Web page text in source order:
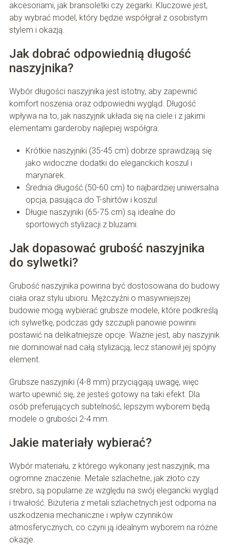
akcesoriami, jak bransoletki czy zegarki. Kluczowe jest,
aby wybrać model, który będzie współgrał z osobistym
stylem i okazją.
Jak dobrać odpowiednią długość
naszyjnika?
Wybór długości naszyjnika jest istotny, aby zapewnić
komfort noszenia oraz odpowiedni wygląd. Długość
wpływa na to, jak naszyjnik układa się na ciele i z jakimi
elementami garderoby najlepiej współgra.
Krótkie naszyjniki (35-45 cm) dobrze sprawdzają się
jako widoczne dodatki do eleganckich koszul i
marynarek.
Średnia długość (50-60 cm) to najbardziej uniwersalna
opcja, pasująca do T-shirtów i koszul.
Długie naszyjniki (65-75 cm) są idealne do
sportowych stylizacji z bluzami.
Jak dopasować grubość naszyjnika
do sylwetki?
Grubość naszyjnika powinna być dostosowana do budowy
ciała oraz stylu ubioru. Mężczyźni o masywniejszej
budowie mogą wybierać grubsze modele, które podkreślą
ich sylwetkę, podczas gdy szczupli panowie powinni
postawić na delikatniejsze opcje. Ważne jest, aby naszyjnik
nie dominował nad całą stylizacją, lecz stanowił jej spójny
element.
Grubsze naszyjniki (4-8 mm) przyciągają uwagę, więc
warto upewnić się, że jesteś gotowy na taki efekt. Dla
osób preferujących subtelność, lepszym wyborem będą
modele o grubości 2-4 mm.
Jakie materiały wybierać?
Wybór materiału, z którego wykonany jest naszyjnik, ma
ogromne znaczenie. Metale szlachetne, jak złoto czy
srebro, są popularne ze względu na swój elegancki wygląd
i trwałość. Biżuteria z metali szlachetnych jest odporna na
uszkodzenia mechaniczne i wpływ czynników
atmosferycznych, co czyni ją idealnym wyborem na różne
okazje.